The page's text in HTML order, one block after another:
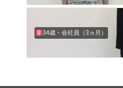
34歳・会社員（3ヵ月）